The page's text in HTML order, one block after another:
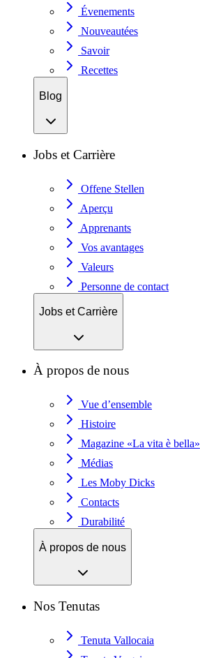
Évenements
Nouveautées
Savoir
Recettes
Blog
Jobs et Carrière
Offene Stellen
Aperçu
Apprenants
Vos avantages
Valeurs
Personne de contact
Jobs et Carrière
À propos de nous
Vue d’ensemble
Histoire
Magazine «La vita è bella»
Médias
Les Moby Dicks
Contacts
Durabilité
À propos de nous
Nos Tenutas
Tenuta Vallocaia